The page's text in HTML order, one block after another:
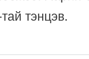
тэнцэв.